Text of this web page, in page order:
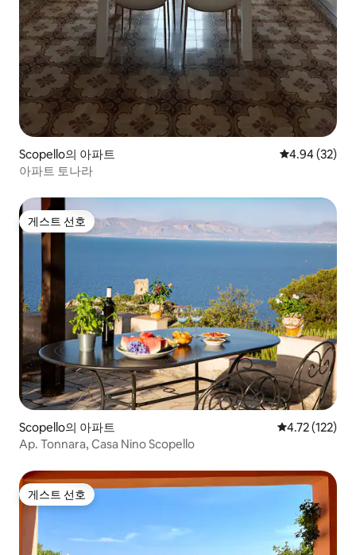
Scopello의 아파트 평점 4.94점(5
4.94 (32)
아파트 토나라
게스트 선호
게스트 선호
Scopello의 아파트 평점 4.72점(5
4.72 (122)
Ap. Tonnara, Casa Nino Scopello
게스트 선호
게스트 선호